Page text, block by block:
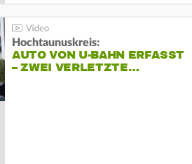
Hochtaunuskreis:
AUTO VON U-BAHN ERFASST
– ZWEI VERLETZTE…